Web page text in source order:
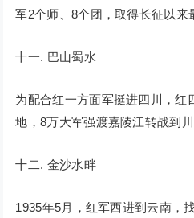
军2个师、8个团，取得长征以来
十一. 巴山蜀水
为配合红一方面军挺进四川，红
地，8万大军强渡嘉陵江转战到川
十二. 金沙水畔
1935年5月，红军西进到云南，